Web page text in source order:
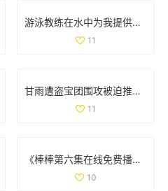
游泳教练在水中为我提供专业指导的精彩瞬间
11
甘雨遭盗宝团围攻被迫推离现场 引发网友热议
11
《棒棒第六集在线免费播放方法分享与观看体验》
10